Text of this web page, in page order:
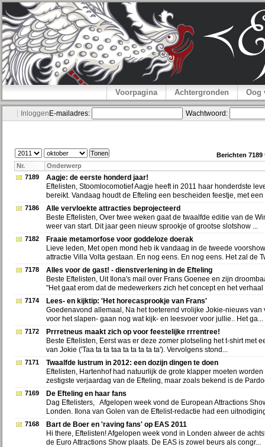
Voorpagina Achtergronden Oog
Inloggen E-mailadres: Wachtwoord:
Berichten
Nr.
Onderwerp
7189
Aagje: de eerste honderd jaar!
Eftelisten, Stoomlocomotief Aagje heeft in 2011 haar honderdste
bereikt. Vandaag houdt de Efteling een bescheiden feestje, met een
7186
Alle vervloekte attracties beprojecteerd
Beste Eftelisten, Over twee weken gaat de twaalfde editie van de
weer van start. Dit jaar geen nieuw sprookje of grootse slotshow ...
7182
Fraaie metamorfose voor goddeloze doerak
Lieve leden, Met open mond heb ik vandaag in de tweede
attractie Villa Volta gestaan. En nog eens. En nog eens. Het zal de
7178
Alles voor de gast! - dienstverlening in de Efteling
Beste Eftelisten, Uit Ilona's mail over Frans Goenee en zijn
"Het gaat erom dat de medewerkers zich het concept en het verhaal
7174
Lees- en kijktip: 'Het horecasprookje van Frans'
Goedenavond allemaal, Na het toeterend vrolijke Jokie-nieuws van
voor het slapen- gaan nog wat kijk- en leesvoer voor jullie.. Het ga...
7172
Prrretneus maakt zich op voor feestelijke rrrentree!
Beste Eftelisten, Eerst was er deze zomer plotseling het t-shirt met
van Jokie ('Taa ta ta taa ta ta ta ta ta'). Vervolgens stond...
7171
Twaalfde lustrum in 2012: een dozijn dingen te doen
Eftelisten, Hartenhof had natuurlijk de grote klapper moeten worden
zestigste verjaardag van de Efteling, maar zoals bekend is de
7169
De Efteling en haar fans
Dag Eftelisters, Afgelopen week vond de European Attractions
Londen. Ilona van Golen van de Eftelist-redactie had een
7168
Bart de Boer en 'raving fans' op EAS 2011
Hi there, Eftelisten! Afgelopen week vond in Londen alweer de
de Euro Attractions Show plaats. De EAS is zowel beurs als congr...